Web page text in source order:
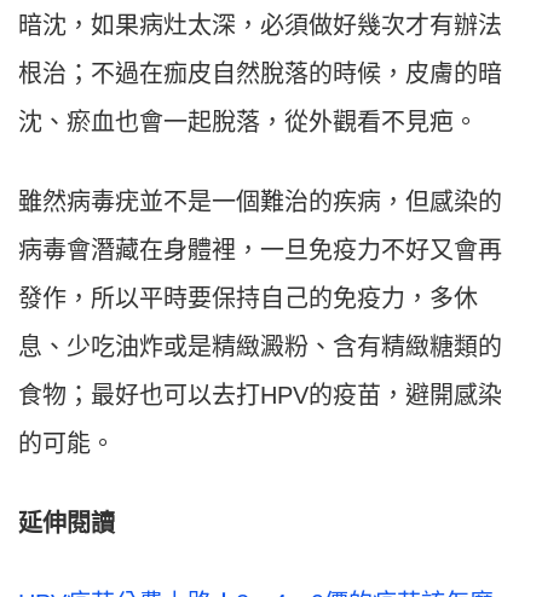
暗沈，如果病灶太深，必須做好幾次才有辦法
根治；不過在痂皮自然脫落的時候，皮膚的暗
沈、瘀血也會一起脫落，從外觀看不見疤。
雖然病毒疣並不是一個難治的疾病，但感染的
病毒會潛藏在身體裡，一旦免疫力不好又會再
發作，所以平時要保持自己的免疫力，多休
息、少吃油炸或是精緻澱粉、含有精緻糖類的
食物；最好也可以去打HPV的疫苗，避開感染
的可能。
延伸閱讀